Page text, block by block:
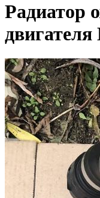
Радиатор